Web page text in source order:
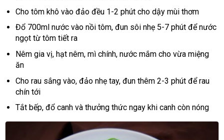
Cho tôm khô vào đảo đều 1-2 phút cho dậy mùi thơm
Đổ 700ml nước vào nồi tôm, đun sôi nhẹ 5-7 phút để nước
ngọt từ tôm tiết ra
Nêm gia vị, hạt nêm, mì chính, nước mắm cho vừa miệng
ăn
Cho rau sắng vào, đảo nhẹ tay, đun thêm 2-3 phút để rau
chín tới
Tắt bếp, đổ canh và thưởng thức ngay khi canh còn nóng